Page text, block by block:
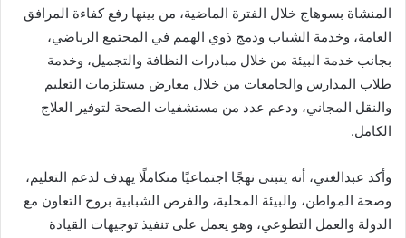
المنشاة بسوهاج خلال الفترة الماضية، من بينها رفع كفاءة المرافق
العامة، وخدمة الشباب ودمج ذوي الهمم في المجتمع الرياضي،
بجانب خدمة البيئة من خلال مبادرات النظافة والتجميل، وخدمة
طلاب المدارس والجامعات من خلال معارض مستلزمات التعليم
والنقل المجاني، ودعم عدد من مستشفيات الصحة لتوفير العلاج
الكامل.
وأكد عبدالغني، أنه يتبنى نهجًا اجتماعيًا متكاملًا يهدف لدعم التعليم،
وصحة المواطن، والبيئة المحلية، والفرص الشبابية بروح التعاون مع
الدولة والعمل التطوعي، وهو يعمل على تنفيذ توجيهات القيادة